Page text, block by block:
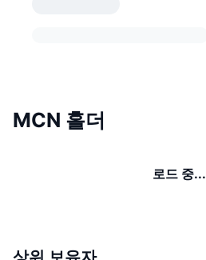
MCN 홀더
로드 중...